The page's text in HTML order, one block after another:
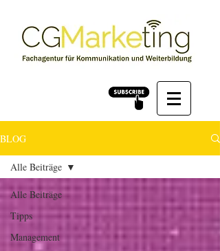
BLOG
Alle Beiträge
Tipps
Management
Alle Beiträge